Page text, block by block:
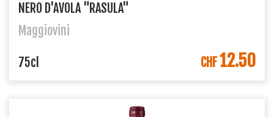
NERO D'AVOLA "RASULA"
Maggiovini
DANS LE PANIER
75cl CHF12.50